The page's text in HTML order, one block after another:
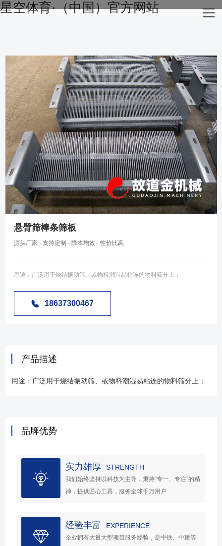
星空体育·（中国）官方网站
网站星空体育·（中国）官方网站
主营产品
成功案例
生产设备
新闻资讯
星空体育·（中国）官方网站-STARSKY SPORT
悬臂筛棒条筛板
源头厂家 · 支持定制 · 降本增效 · 性价比高
用途：广泛用于烧结振动筛、或物料潮湿易粘连的物料筛分上；
18637300467
产品描述
用途：广泛用于烧结振动筛、或物料潮湿易粘连的物料筛分上；
品牌优势
实力雄厚 STRENGTH
我们始终坚持以科技为主导，秉持“专一、专注”的精
神，提供匠心工具，服务全球千万用户
经验丰富 EXPERIENCE
企业拥有大量大型项目服务经验，是中铁、中建等